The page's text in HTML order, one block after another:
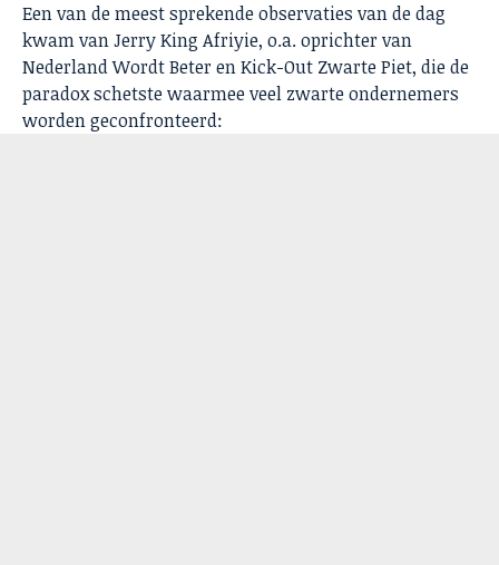
Een van de meest sprekende observaties van de dag
kwam van Jerry King Afriyie, o.a. oprichter van
Nederland Wordt Beter en Kick-Out Zwarte Piet, die de
paradox schetste waarmee veel zwarte ondernemers
worden geconfronteerd: